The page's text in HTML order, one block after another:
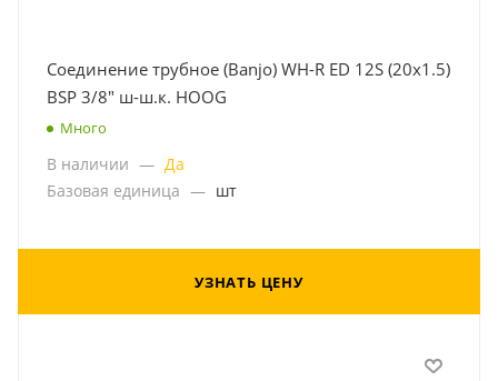
Соединение трубное (Banjo) WH-R ED 12S (20x1.5)
BSP 3/8" ш-ш.к. HOOG
Много
В наличии — Да
Базовая единица — шт
УЗНАТЬ ЦЕНУ